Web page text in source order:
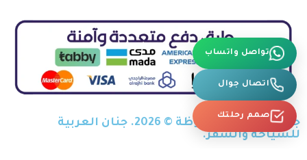
جميع الحقوق محفوظة © 2026. جنان العربية
للسياحة والسفر.
تواصل واتساب
اتصال جوال
صمم رحلتك